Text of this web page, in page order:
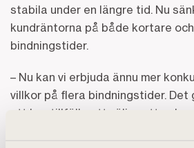
stabila under en längre tid. Nu
kundräntorna på både kortare
bindningstider.
– Nu kan vi erbjuda ännu mer
villkor på flera bindningstider. Det
ett bra tillfälle att välja nytt och